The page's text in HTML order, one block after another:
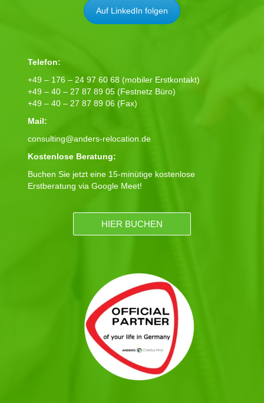
Auf LinkedIn folgen
Telefon:
+49 – 176 – 24 97 60 68 (mobiler Erstkontakt)
+49 – 40 – 27 87 89 05 (Festnetz Büro)
+49 – 40 – 27 87 89 06 (Fax)
Mail:
consulting@anders-relocation.de
Kostenlose Beratung:
Buchen Sie jetzt eine 15-minütige kostenlose
Erstberatung via Google Meet!
HIER BUCHEN